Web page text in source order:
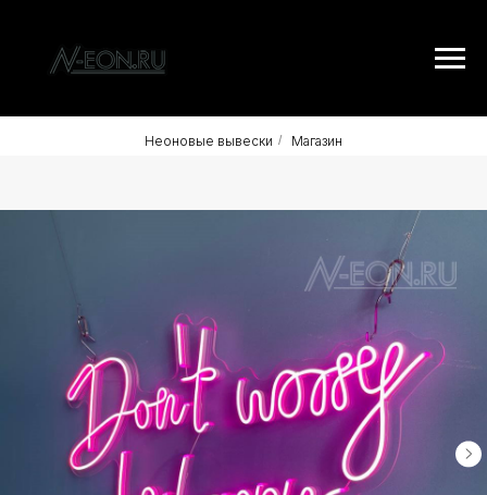
Неоновые вывески / Магазин